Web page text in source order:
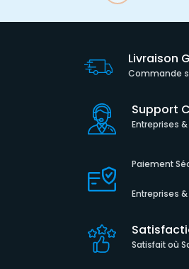
Livraison
Commande
Support
Entreprises
Paiement
Entreprises
Satisfait où